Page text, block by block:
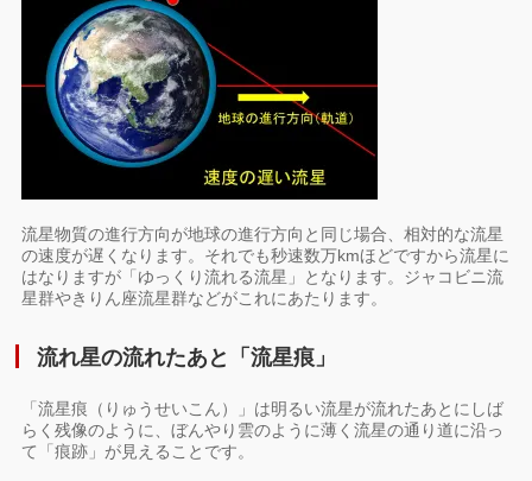
流星物質の進行方向が地球の進行方向と同じ場合、相対的な流星
の速度が遅くなります。それでも秒速数万kmほどですから流星に
はなりますが「ゆっくり流れる流星」となります。ジャコビニ流
星群やきりん座流星群などがこれにあたります。
流れ星の流れたあと「流星痕」
「流星痕（りゅうせいこん）」は明るい流星が流れたあとにしば
らく残像のように、ぼんやり雲のように薄く流星の通り道に沿っ
て「痕跡」が見えることです。